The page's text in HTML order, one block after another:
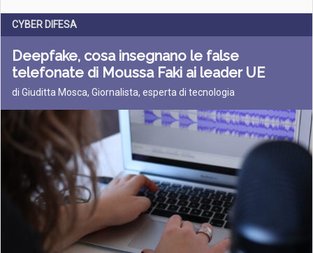
CYBER DIFESA
Deepfake, cosa insegnano le false
telefonate di Moussa Faki ai leader UE
di Giuditta Mosca, Giornalista, esperta di tecnologia